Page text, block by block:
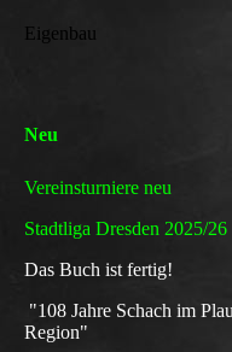
Eigenbau
Neu
Vereinsturniere neu
Stadtliga Dresden
Das Buch ist fertig!
"108 Jahre Schach im
Region"